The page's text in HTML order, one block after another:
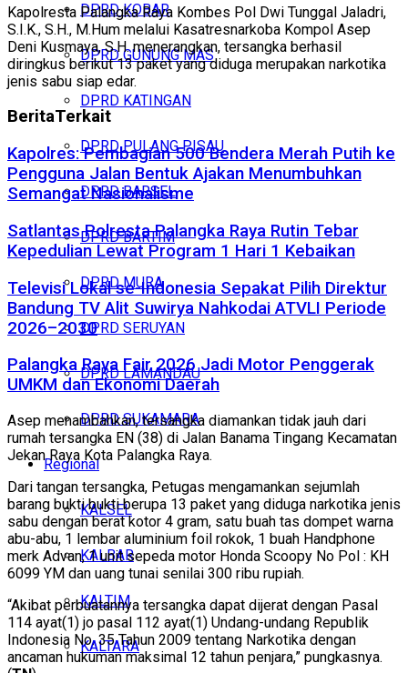
DPRD KOBAR
DPRD GUNUNG MAS
DPRD KATINGAN
DPRD PULANG PISAU
DPRD BARSEL
DPRD BARTIM
DPRD MURA
DPRD SERUYAN
DPRD LAMANDAU
DPRD SUKAMARA
Regional
KALSEL
KALBAR
KALTIM
KALTARA
Kapolresta Palangka Raya Kombes Pol Dwi Tunggal Jaladri,
S.I.K., S.H., M.Hum melalui Kasatresnarkoba Kompol Asep
Deni Kusmaya, S.H. menerangkan, tersangka berhasil
diringkus berikut 13 paket yang diduga merupakan narkotika
jenis sabu siap edar.
BeritaTerkait
Kapolres: Pembagian 500 Bendera Merah Putih ke
Pengguna Jalan Bentuk Ajakan Menumbuhkan
Semangat Nasionalisme
Satlantas Polresta Palangka Raya Rutin Tebar
Kepedulian Lewat Program 1 Hari 1 Kebaikan
Televisi Lokal se-Indonesia Sepakat Pilih Direktur
Bandung TV Alit Suwirya Nahkodai ATVLI Periode
2026–2030
Palangka Raya Fair 2026 Jadi Motor Penggerak
UMKM dan Ekonomi Daerah
Asep menambahkan, tersangka diamankan tidak jauh dari
rumah tersangka EN (38) di Jalan Banama Tingang Kecamatan
Jekan Raya Kota Palangka Raya.
Dari tangan tersangka, Petugas mengamankan sejumlah
barang bukti bukti berupa 13 paket yang diduga narkotika jenis
sabu dengan berat kotor 4 gram, satu buah tas dompet warna
abu-abu, 1 lembar aluminium foil rokok, 1 buah Handphone
merk Advan, 1 unit sepeda motor Honda Scoopy No Pol : KH
6099 YM dan uang tunai senilai 300 ribu rupiah.
“Akibat perbuatannya tersangka dapat dijerat dengan Pasal
114 ayat(1) jo pasal 112 ayat(1) Undang-undang Republik
Indonesia No. 35 Tahun 2009 tentang Narkotika dengan
ancaman hukuman maksimal 12 tahun penjara,” pungkasnya.